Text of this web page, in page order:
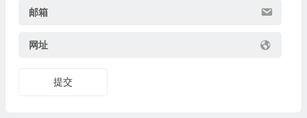
邮箱
网址
提交